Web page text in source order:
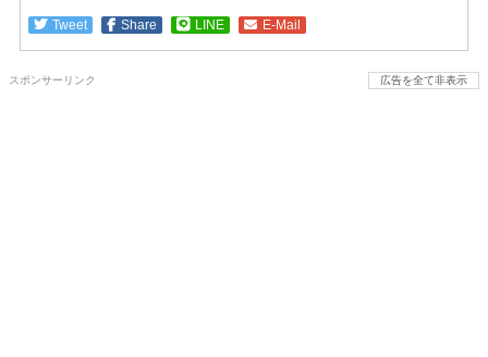
Tweet Share LINE E-Mail
スポンサーリンク 広告を全て非表示